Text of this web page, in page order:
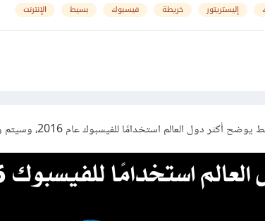
إليستريتور خريطة فيسبوك بسيط الإنترنت
للفيسبوك عام 2016، وسيتم وضع الخمس دول الأكثر استخدامًا للفيسبوك.